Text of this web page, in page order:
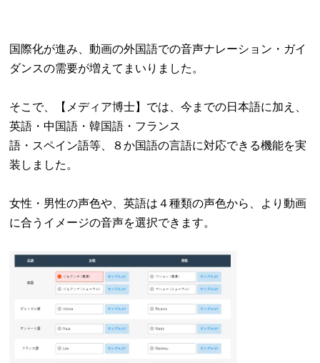
国際化が進み、動画の外国語での音声ナレーション・ガイ
ダンスの需要が増えてまいりました。
そこで、【メディア博士】では、今までの日本語に加え、
英語・中国語・韓国語・フランス
語・スペイン語等、８か国語の言語に対応できる機能を実
装しました。
女性・男性の声色や、英語は４種類の声色から、より動画
に合うイメージの音声を選択できます。